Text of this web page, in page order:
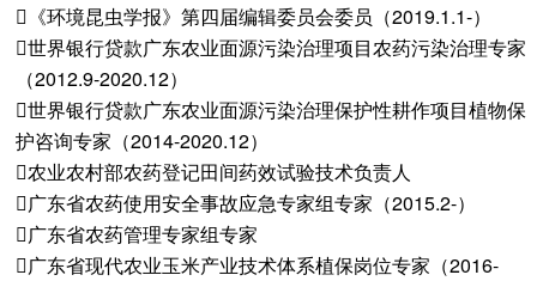
《环境昆虫学报》第四届编辑委员会委员（2019.1.1-）
世界银行贷款广东农业面源污染治理项目农药污染治理专家
（2012.9-2020.12）
世界银行贷款广东农业面源污染治理保护性耕作项目植物保
护咨询专家（2014-2020.12）
农业农村部农药登记田间药效试验技术负责人
广东省农药使用安全事故应急专家组专家（2015.2-）
广东省农药管理专家组专家
广东省现代农业玉米产业技术体系植保岗位专家（2016-